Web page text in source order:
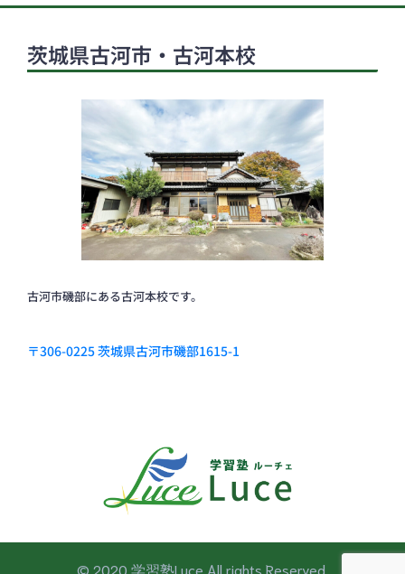
茨城県古河市・古河本校
古河市磯部にある古河本校です。
〒306-0225 茨城県古河市磯部1615-1
© 2020 学習塾Luce All rights Reserved.